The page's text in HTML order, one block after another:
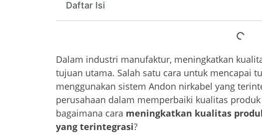
Daftar Isi
Dalam industri manufaktur, meningkatkan
tujuan utama. Salah satu cara untuk mencapai
menggunakan sistem Andon nirkabel yang
perusahaan dalam memperbaiki kualitas
bagaimana cara meningkatkan kualitas
yang terintegrasi?